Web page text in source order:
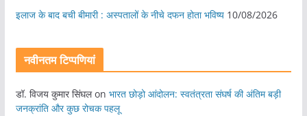
इलाज के बाद बची बीमारी : अस्पतालों के नीचे दफन होता भविष्य 10/08/2026
नवीनतम टिप्पणियां
डॉ. विजय कुमार सिंघलon भारत छोड़ो आंदोलन: स्वतंत्रता संघर्ष की अंतिम बड़ी
जनक्रांति और कुछ रोचक पहलू